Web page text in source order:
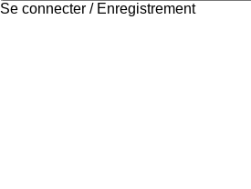
Se connecter / Enregistrement